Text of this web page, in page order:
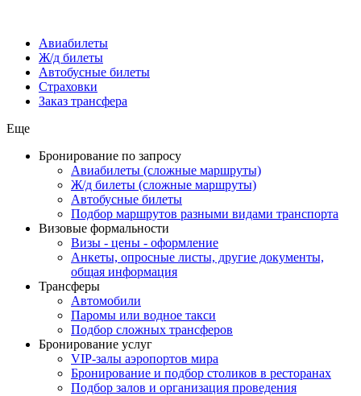
Авиабилеты
Ж/д билеты
Автобусные билеты
Страховки
Заказ трансфера
Еще
Бронирование по запросу
Авиабилеты (сложные маршруты)
Ж/д билеты (сложные маршруты)
Автобусные билеты
Подбор маршрутов разными видами транспорта
Визовые формальности
Визы - цены - оформление
Анкеты, опросные листы, другие документы,
общая информация
Трансферы
Автомобили
Паромы или водное такси
Подбор сложных трансферов
Бронирование услуг
VIP-залы аэропортов мира
Бронирование и подбор столиков в ресторанах
Подбор залов и организация проведения